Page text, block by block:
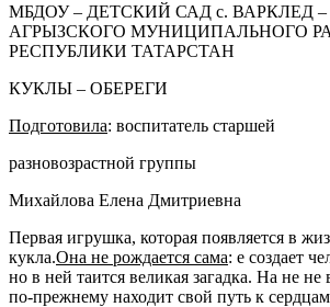
МБДОУ – ДЕТСКИЙ САД с. ВАРКЛЕД –
АГРЫЗСКОГО МУНИЦИПАЛЬНОГО
РЕСПУБЛИКИ ТАТАРСТАН
КУКЛЫ – ОБЕРЕГИ
Подготовила: воспитатель старшей
разновозрастной группы
Михайлова Елена Дмитриевна
Первая игрушка, которая появляется в
кукла.Она не рождается сама: е создает
но в ней таится великая загадка. На не не
по-прежнему находит свой путь к